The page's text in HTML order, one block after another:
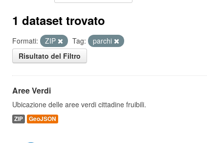
1 dataset trovato
Formati: ZIP Tag:
parchi
Risultato del Filtro
Aree Verdi
Ubicazione delle aree verdi cittadine fruibili.
ZIP GeoJSON